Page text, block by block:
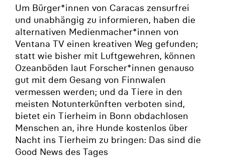
Um Bürger*innen von Caracas zensurfrei
und unabhängig zu informieren, haben die
alternativen Medienmacher*innen von
Ventana TV einen kreativen Weg gefunden;
statt wie bisher mit Luftgewehren, können
Ozeanböden laut Forscher*innen genauso
gut mit dem Gesang von Finnwalen
vermessen werden; und da Tiere in den
meisten Notunterkünften verboten sind,
bietet ein Tierheim in Bonn obdachlosen
Menschen an, ihre Hunde kostenlos über
Nacht ins Tierheim zu bringen: Das sind die
Good News des Tages